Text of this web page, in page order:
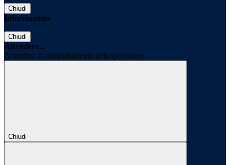
Chiudi
Informazione
Chiudi
Attendere...
Attendere il completamento dell'operazione...
Chiudi